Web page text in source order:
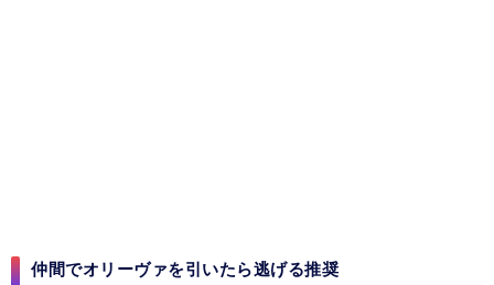
仲間でオリーヴァを引いたら逃げる推奨